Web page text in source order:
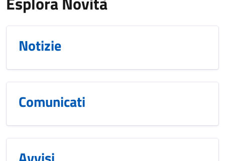
Notizie
Comunicati